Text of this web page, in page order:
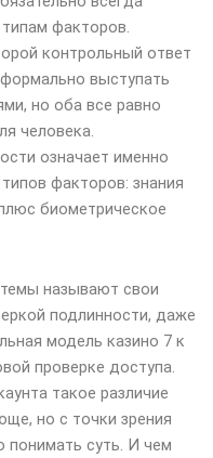
факторов.
контрольный ответ
выступать
но оба все равно
человека.
означает именно
факторов: знания
биометрическое
называют свои
подлинности, даже
модель казино 7 к
проверке доступа.
такое различие
но с точки зрения
понимать суть. И чем